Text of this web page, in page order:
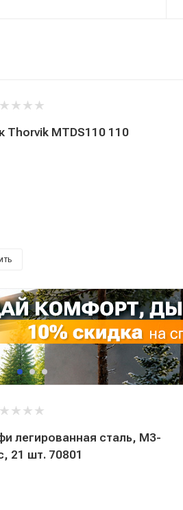
Thorvik MTDS110 110
легированная сталь, М3-
21 шт. 70801